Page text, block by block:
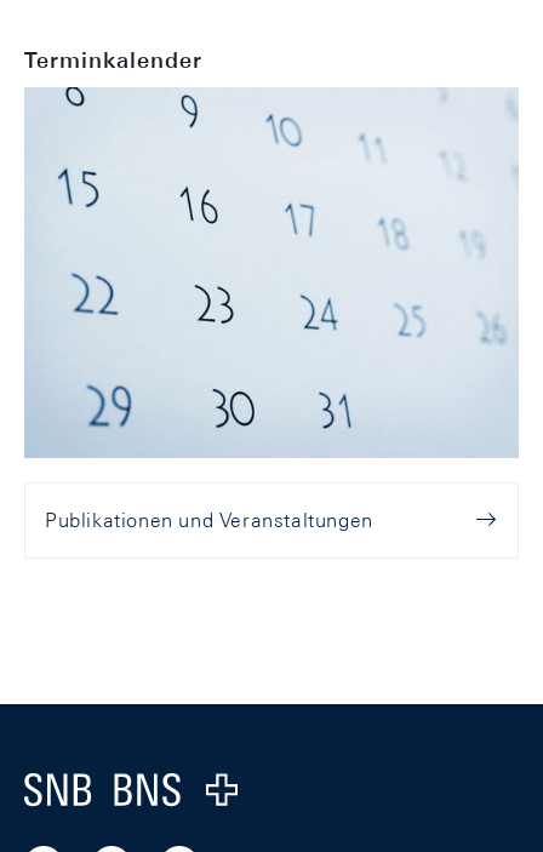
Terminkalender
Publikationen und Veranstaltungen
Footer
Logo